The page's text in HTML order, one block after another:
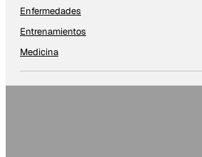
Enfermedades
Entrenamientos
Medicina